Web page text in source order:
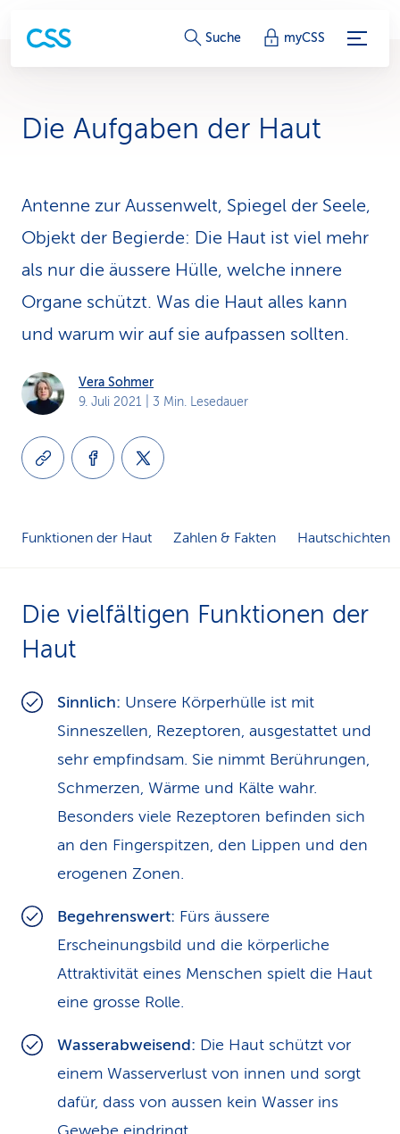
S
c
e
L
n
Suche myCSS
Die Aufgaben der Haut
Antenne zur Aussenwelt, Spiegel der Seele,
Objekt der Begierde: Die Haut ist viel mehr
als nur die äussere Hülle, welche innere
Organe schützt. Was die Haut alles kann
und warum wir auf sie aufpassen sollten.
Vera Sohmer
9. Juli 2021 | 3 Min. Lesedauer
Funktionen der Haut Zahlen & Fakten Hautschichten
Die vielfältigen Funktionen der
Haut
Sinnlich: Unsere Körperhülle ist mit
Sinneszellen, Rezeptoren, ausgestattet und
sehr empfindsam. Sie nimmt Berührungen,
Schmerzen, Wärme und Kälte wahr.
Besonders viele Rezeptoren befinden sich
an den Fingerspitzen, den Lippen und den
erogenen Zonen.
Begehrenswert: Fürs äussere
Erscheinungsbild und die körperliche
Attraktivität eines Menschen spielt die Haut
eine grosse Rolle.
Wasserabweisend: Die Haut schützt vor
einem Wasserverlust von innen und sorgt
dafür, dass von aussen kein Wasser ins
Gewebe eindringt.